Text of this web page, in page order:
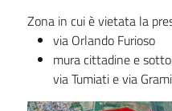
Zona in cui è vietata la
via Orlando Furioso
mura cittadine e
via Tumiati e via